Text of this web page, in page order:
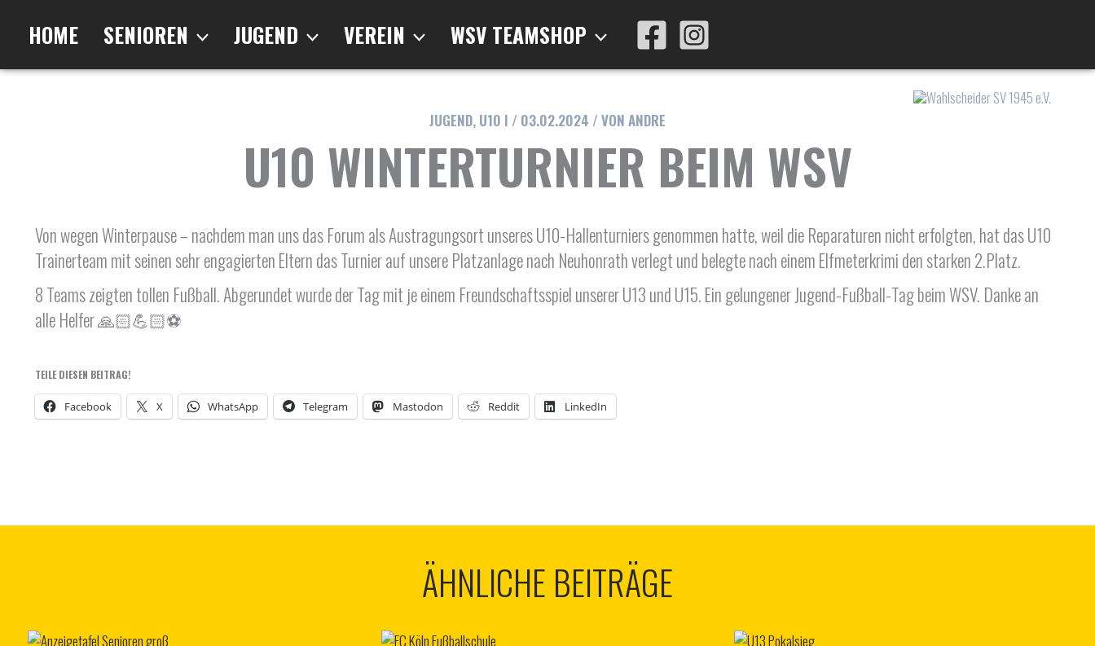
springenHOME SENIOREN JUGEND VEREIN WSV TEAMSHOP
JUGEND, U10 I / 03.02.2024 / VON ANDRE
U10 WINTERTURNIER BEIM WSV
Von wegen Winterpause – nachdem man uns das Forum als Austragungsort unseres U10-Hallenturniers genommen hatte, weil die Reparaturen nicht erfolgten, hat das U10
Trainerteam mit seinen sehr engagierten Eltern das Turnier auf unsere Platzanlage nach Neuhonrath verlegt und belegte nach einem Elfmeterkrimi den starken 2.Platz.
8 Teams zeigten tollen Fußball. Abgerundet wurde der Tag mit je einem Freundschaftsspiel unserer U13 und U15. Ein gelungener Jugend-Fußball-Tag beim WSV. Danke an
alle Helfer 🙏🏻💪🏻⚽️
TEILE DIESEN BEITRAG!
Facebook X WhatsApp Telegram Mastodon Reddit LinkedIn
ÄHNLICHE BEITRÄGE